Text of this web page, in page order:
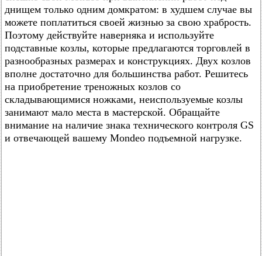
днищем только одним домкратом: в худшем случае вы
можете поплатиться своей жизнью за свою храбрость.
Поэтому действуйте наверняка и используйте
подставные козлы, которые предлагаются торговлей в
разнообразных размерах и конструкциях. Двух козлов
вполне достаточно для большинства работ. Решитесь
на приобретение треножных козлов со
складывающимися ножками, неиспользуемые козлы
занимают мало места в мастерской. Обращайте
внимание на наличие знака технического контроля GS
и отвечающей вашему Mondeo подъемной нагрузке.